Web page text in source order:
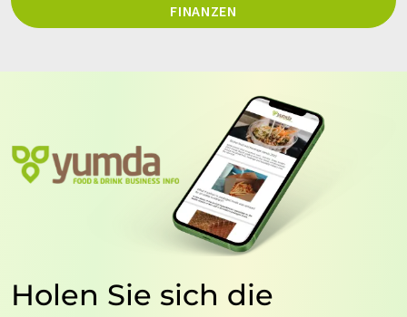
FINANZEN
Holen Sie sich die